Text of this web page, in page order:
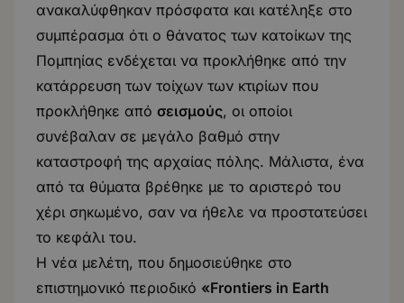
ανακαλύφθηκαν πρόσφατα και κατέληξε στο
συμπέρασμα ότι ο θάνατος των κατοίκων της
Πομπηίας ενδέχεται να προκλήθηκε από την
κατάρρευση των τοίχων των κτιρίων που
προκλήθηκε από σεισμούς, οι οποίοι
συνέβαλαν σε μεγάλο βαθμό στην
καταστροφή της αρχαίας πόλης. Μάλιστα, ένα
από τα θύματα βρέθηκε με το αριστερό του
χέρι σηκωμένο, σαν να ήθελε να προστατεύσει
το κεφάλι του.
Η νέα μελέτη, που δημοσιεύθηκε στο
επιστημονικό περιοδικό «Frontiers in Earth